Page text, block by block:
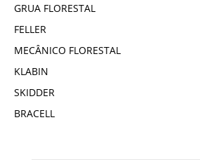
GRUA FLORESTAL
FELLER
MECÂNICO FLORESTAL
KLABIN
SKIDDER
BRACELL